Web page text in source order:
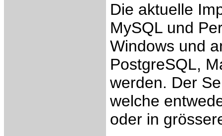
Die aktuelle
MySQL und
Windows und
PostgreSQL,
werden. Der
welche
oder in